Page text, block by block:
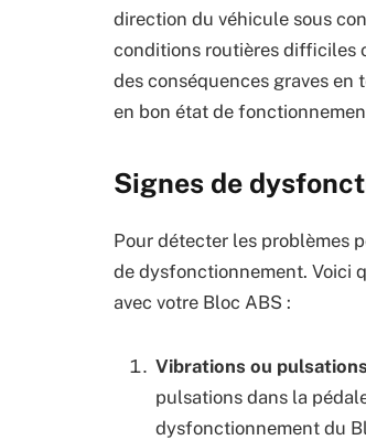
direction du véhicule sous
conditions routières difficiles
des conséquences graves en
en bon état de
Signes de
Pour détecter les problèmes
de dysfonctionnement. Voici
avec votre Bloc ABS :
Vibrations ou
pulsations dans la
dysfonctionnement du